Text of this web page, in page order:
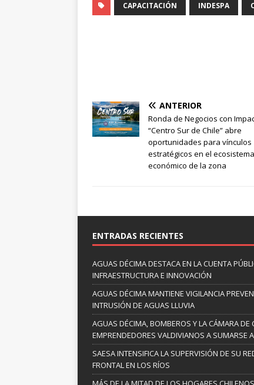
CAPACITACIÓN INDESPA
ANTERIOR
Ronda de Negocios con
“Centro Sur de Chile” abre
oportunidades para vínculos
estratégicos en el ecosistema
económico de la zona
ENTRADAS RECIENTES
AGUAS DÉCIMA DESTACA EN LA CUENTA
INFRAESTRUCTURA E INNOVACIÓN
AGUAS DÉCIMA MANTIENE VIGILANCIA
INTRUSIÓN DE AGUAS LLUVIA
AGUAS DÉCIMA, BOMBEROS Y LA CÁMARA DE
EMPRENDEDORES VALDIVIANOS A SUMARSE
SAESA INTENSIFICA LA SUPERVISIÓN DE SU
FRONTAL EN LOS RÍOS